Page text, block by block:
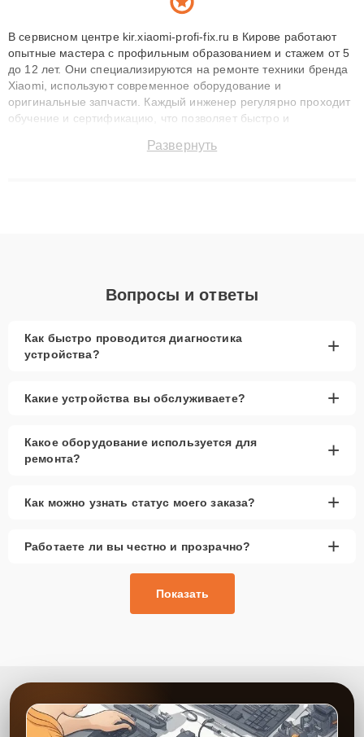
В сервисном центре kir.xiaomi-profi-fix.ru в Кирове работают
опытные мастера с профильным образованием и стажем от 5
до 12 лет. Они специализируются на ремонте техники бренда
Xiaomi, используют современное оборудование и
оригинальные запчасти. Каждый инженер регулярно проходит
обучение и сертификацию, что позволяет быстро и
сохранением гарантии до 3 лет. Наши мастера решают
Развернуть
Вопросы и ответы
Как быстро проводится диагностика
устройства?
+
Какие устройства вы обслуживаете? +
Какое оборудование используется для
ремонта?
+
Как можно узнать статус моего заказа? +
Работаете ли вы честно и прозрачно? +
Показать